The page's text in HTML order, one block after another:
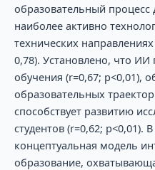
образовательный процесс
наиболее активно
технических
0,78). Установлено, что
обучения (r=0,67; p<0,01),
образовательных
способствует развитию
студентов (r=0,62; p<0,01).
концептуальная модель
образование,